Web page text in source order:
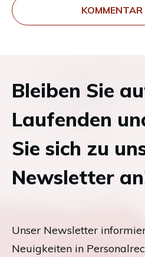
KOMMENTAR
Bleiben Sie
Laufenden
Sie sich zu
Newsletter
Unser Newsletter
Neuigkeiten in